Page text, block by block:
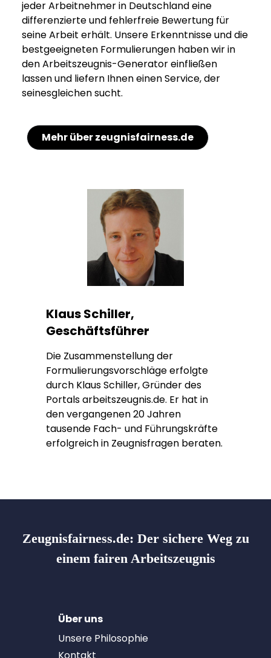
jeder Arbeitnehmer in Deutschland eine
differenzierte und fehlerfreie Bewertung für
seine Arbeit erhält. Unsere Erkenntnisse und die
bestgeeigneten Formulierungen haben wir in
den Arbeitszeugnis-Generator einfließen
lassen und liefern Ihnen einen Service, der
seinesgleichen sucht.
Mehr über zeugnisfairness.de
Klaus Schiller,
Geschäftsführer
Die Zusammenstellung der
Formulierungsvorschläge erfolgte
durch Klaus Schiller, Gründer des
Portals arbeitszeugnis.de. Er hat in
den vergangenen 20 Jahren
tausende Fach- und Führungskräfte
erfolgreich in Zeugnisfragen beraten.
Zeugnisfairness.de: Der sichere Weg zu
einem fairen Arbeitszeugnis
Über uns
Unsere Philosophie